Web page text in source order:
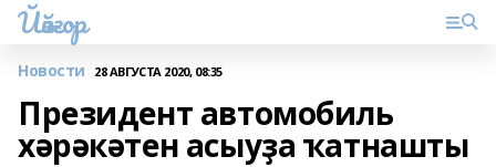
Йәйғор
Новости 28 АВГУСТА 2020, 08:35
Президент автомобиль
хәрәкәтен асыуҙа ҡатнашты